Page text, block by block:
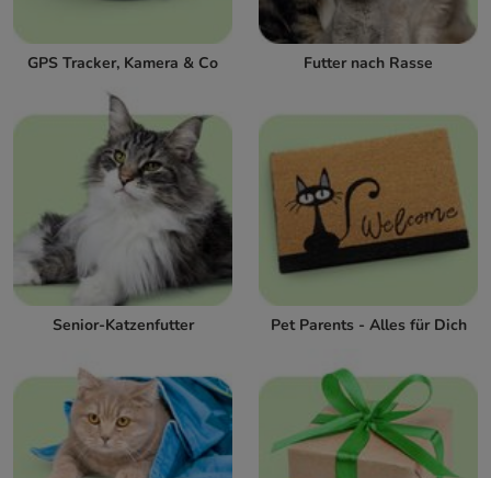
GPS Tracker, Kamera & Co Futter nach Rasse
Senior-Katzenfutter Pet Parents - Alles für Dich